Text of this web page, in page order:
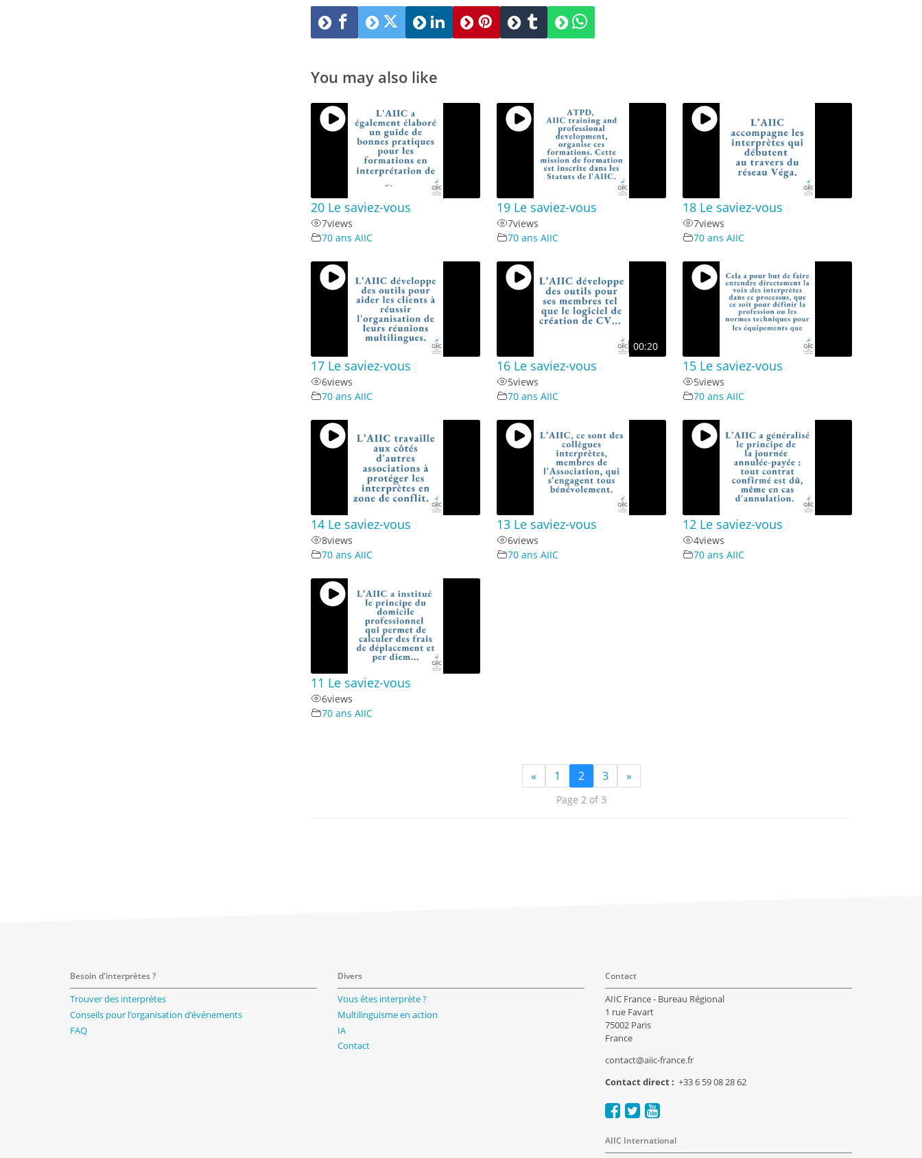
You may also like
20 Le saviez-vous
7views
70 ans AIIC
19 Le saviez-vous
7views
70 ans AIIC
18 Le saviez-vous
7views
70 ans AIIC
17 Le saviez-vous
6views
70 ans AIIC
00:20
16 Le saviez-vous
5views
70 ans AIIC
15 Le saviez-vous
5views
70 ans AIIC
14 Le saviez-vous
8views
70 ans AIIC
13 Le saviez-vous
6views
70 ans AIIC
12 Le saviez-vous
4views
70 ans AIIC
11 Le saviez-vous
6views
70 ans AIIC
« 1 2 3 »
Page 2 of 3
Besoin d'interprètes ?
Trouver des interprètes
Conseils pour l’organisation d’événements
FAQ
Divers
Vous êtes interprète ?
Multilinguisme en action
IA
Contact
Contact
AIIC France - Bureau Régional
1 rue Favart
75002 Paris
France
contact@aiic-france.fr
Contact direct : +33 6 59 08 28 62
AIIC International